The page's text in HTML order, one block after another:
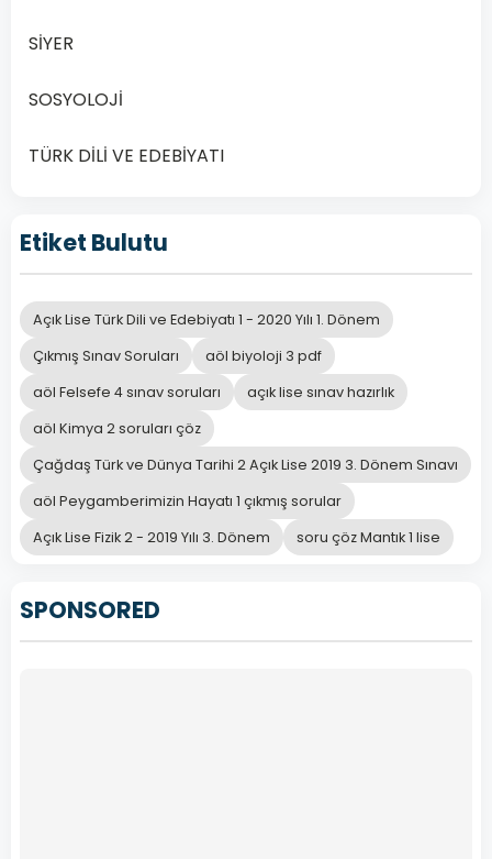
Sınav
Online
Neden
Sınav
Sorularını
Çözmelisiniz?
2024…
Devamını
Oku
SİYER
SOSYOLOJİ
TÜRK DİLİ VE EDEBİYATI
Etiket Bulutu
Açık Lise Türk Dili ve Edebiyatı 1 - 2020 Yılı 1. Dönem
Çıkmış Sınav Soruları
aöl biyoloji 3 pdf
aöl Felsefe 4 sınav soruları
açık lise sınav hazırlık
aöl Kimya 2 soruları çöz
Çağdaş Türk ve Dünya Tarihi 2 Açık Lise 2019 3. Dönem Sınavı
aöl Peygamberimizin Hayatı 1 çıkmış sorular
Açık Lise Fizik 2 - 2019 Yılı 3. Dönem
soru çöz Mantık 1 lise
SPONSORED